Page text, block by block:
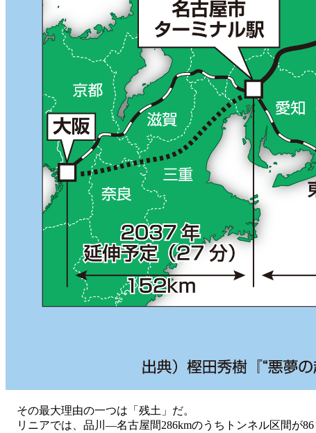
その最大理由の一つは「残土」だ。
リニアでは、品川―名古屋間286kmのうちトンネル区間が